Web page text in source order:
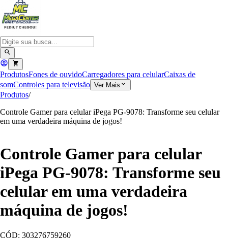
ProdutosFones de ouvidoCarregadores para celularCaixas de
somControles para televisão Ver Mais
Produtos/
Controle Gamer para celular iPega PG-9078: Transforme seu celular
em uma verdadeira máquina de jogos!
Controle Gamer para celular
iPega PG-9078: Transforme seu
celular em uma verdadeira
máquina de jogos!
CÓD: 303276759260